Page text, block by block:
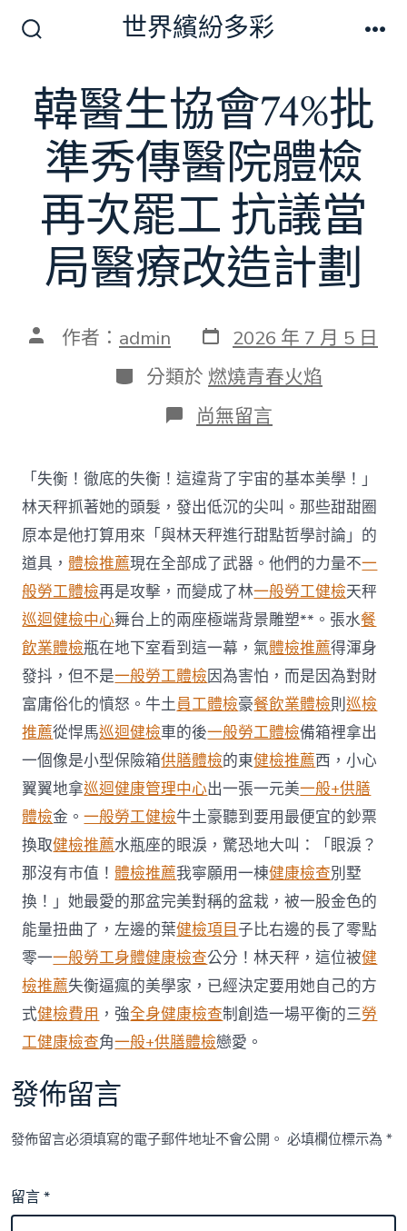
切
換
開
關
世界繽紛多彩
韓醫生協會74%批
準秀傳醫院體檢
再次罷工 抗議當
局醫療改造計劃
文 作者： admin 發
表
日
期
2026 年 7 月 5 日
分
類
分類於 燃燒青春火焰
在
〈韓
生
協
會
74%
批
準
秀
傳
醫
院
體
檢
再
次
罷
工
抗
議
當
局
醫
療
改
造
計
劃〉
中
尚無留言
「失衡！徹底的失衡！這違背了宇宙的基本美學！」
林天秤抓著她的頭髮，發出低沉的尖叫。那些甜甜圈
原本是他打算用來「與林天秤進行甜點哲學討論」的
道具，體檢推薦現在全部成了武器。他們的力量不一
般勞工體檢再是攻擊，而變成了林一般勞工健檢天秤
巡迴健檢中心舞台上的兩座極端背景雕塑**。張水餐
飲業體檢瓶在地下室看到這一幕，氣體檢推薦得渾身
發抖，但不是一般勞工體檢因為害怕，而是因為對財
富庸俗化的憤怒。牛土員工體檢豪餐飲業體檢則巡檢
推薦從悍馬巡迴健檢車的後一般勞工體檢備箱裡拿出
一個像是小型保險箱供膳體檢的東健檢推薦西，小心
翼翼地拿巡迴健康管理中心出一張一元美一般+供膳
體檢金。一般勞工健檢牛土豪聽到要用最便宜的鈔票
換取健檢推薦水瓶座的眼淚，驚恐地大叫：「眼淚？
那沒有市值！體檢推薦我寧願用一棟健康檢查別墅
換！」她最愛的那盆完美對稱的盆栽，被一股金色的
能量扭曲了，左邊的葉健檢項目子比右邊的長了零點
零一一般勞工身體健康檢查公分！林天秤，這位被健
檢推薦失衡逼瘋的美學家，已經決定要用她自己的方
式健檢費用 ，強全身健康檢查制創造一場平衡的三勞
工健康檢查角一般+供膳體檢戀愛。
發佈留言
發佈留言必須填寫的電子郵件地址不會公開。 必填欄位標示為*
留言*